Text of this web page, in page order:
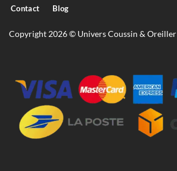
Contact Blog
Copyright 2026 © Univers Coussin & Oreiller